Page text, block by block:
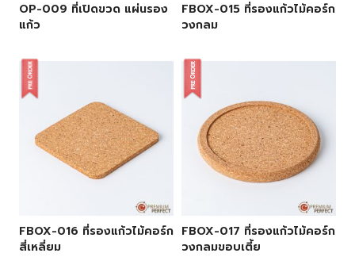
OP-009 ที่เปิดขวด แผ่นรอง
แก้ว
FBOX-015 ที่รองแก้วไม้คอร์ก
วงกลม
FBOX-016 ที่รองแก้วไม้คอร์ก
สี่เหลี่ยม
FBOX-017 ที่รองแก้วไม้คอร์ก
วงกลมขอบเตี้ย